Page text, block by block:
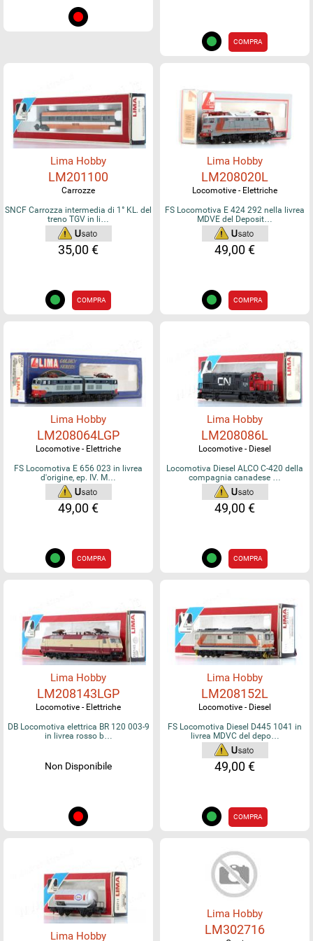
COMPRA
Lima Hobby
LM201100
Carrozze
SNCF Carrozza intermedia di 1° KL. del
treno TGV in li…
35,00 €
COMPRA
Lima Hobby
LM208020L
Locomotive - Elettriche
FS Locomotiva E 424 292 nella livrea
MDVE del Deposit…
49,00 €
COMPRA
Lima Hobby
LM208064LGP
Locomotive - Elettriche
FS Locomotiva E 656 023 in livrea
d'origine, ep. IV. M…
49,00 €
COMPRA
Lima Hobby
LM208086L
Locomotive - Diesel
Locomotiva Diesel ALCO C-420 della
compagnia canadese …
49,00 €
COMPRA
Lima Hobby
LM208143LGP
Locomotive - Elettriche
DB Locomotiva elettrica BR 120 003-9
in livrea rosso b…
Non Disponibile
Lima Hobby
LM208152L
Locomotive - Diesel
FS Locomotiva Diesel D445 1041 in
livrea MDVC del depo…
49,00 €
COMPRA
Lima Hobby
Lima Hobby
LM302716